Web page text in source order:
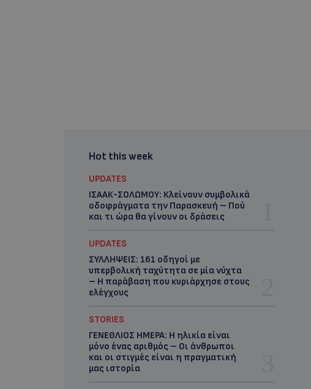
Hot this week
UPDATES
ΙΣΑΑΚ-ΣΟΛΩΜΟΥ: Κλείνουν συμβολικά
οδοφράγματα την Παρασκευή – Πού
και τι ώρα θα γίνουν οι δράσεις
UPDATES
ΣΥΛΛΗΨΕΙΣ: 161 οδηγοί με
υπερβολική ταχύτητα σε μία νύχτα
– Η παράβαση που κυριάρχησε στους
ελέγχους
STORIES
ΓΕΝΕΘΛΙΟΣ ΗΜΕΡΑ: Η ηλικία είναι
μόνο ένας αριθμός – Οι άνθρωποι
και οι στιγμές είναι η πραγματική
μας ιστορία